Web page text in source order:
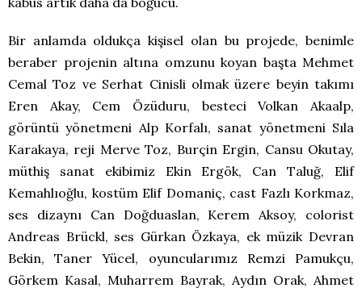
Bir anlamda oldukça kişisel olan bu projede, benimle
beraber projenin altına omzunu koyan başta Mehmet
Cemal Toz ve Serhat Cinisli olmak üzere beyin takımı
Eren Akay, Cem Özüduru, besteci Volkan Akaalp,
görüntü yönetmeni Alp Korfalı, sanat yönetmeni Sıla
Karakaya, reji Merve Toz, Burçin Ergin, Cansu Okutay,
müthiş sanat ekibimiz Ekin Ergök, Can Taluğ, Elif
Kemahlıoğlu, kostüm Elif Domaniç, cast Fazlı Korkmaz,
ses dizaynı Can Doğduaslan, Kerem Aksoy, colorist
Andreas Brückl, ses Gürkan Özkaya, ek müzik Devran
Bekin, Taner Yücel, oyuncularımız Remzi Pamukçu,
Görkem Kasal, Muharrem Bayrak, Aydın Orak, Ahmet